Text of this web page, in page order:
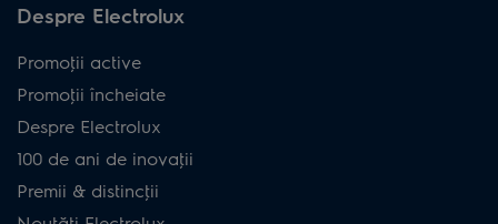
Despre Electrolux
Promoţii active
Promoţii încheiate
Despre Electrolux
100 de ani de inovaţii
Premii & distincţii